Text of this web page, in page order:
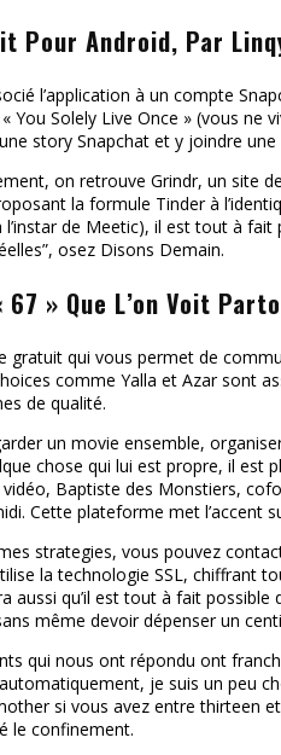
Pour Android, Par
l’application à un compte
You Solely Live Once » (vous
story Snapchat et y joindre une
on retrouve Grindr, un site
la formule Tinder à
de Meetic), il est tout à
osez Disons Demain.
67 » Que L’on Voit
gratuit qui vous permet de
comme Yalla et Azar sont
de qualité.
un movie ensemble,
chose qui lui est propre, il est
Baptiste des Monstiers,
Cette plateforme met
strategies, vous pouvez
la technologie SSL, chiffrant
aussi qu’il est tout à fait
même devoir dépenser un
qui nous ont répondu ont
je suis un peu
si vous avez entre thirteen
le confinement.